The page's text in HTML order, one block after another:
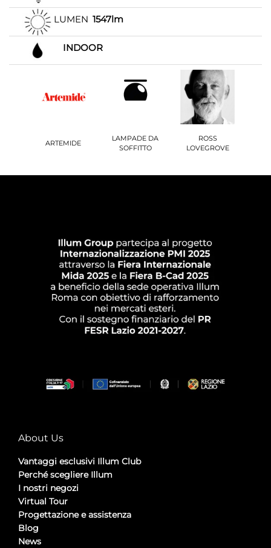
LUMEN 1547lm
INDOOR
ARTEMIDE
LAMPADE DA
SOFFITTO
ROSS
LOVEGROVE
About Us
Vantaggi esclusivi Illum Club
Perché scegliere Illum
I nostri negozi
Virtual Tour
Progettazione e assistenza
Blog
News